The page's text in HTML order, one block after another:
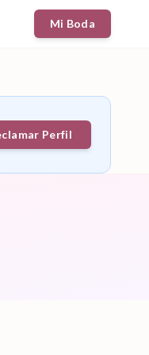
Mi Boda
Perfil